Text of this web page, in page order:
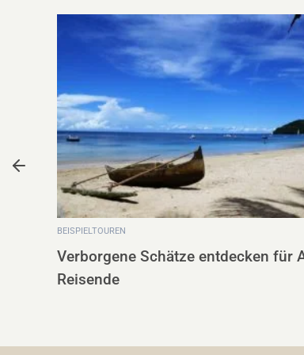
BEISPIELTOUREN
Madagaskar entdecken – Ein
unvergessliches Abenteuer